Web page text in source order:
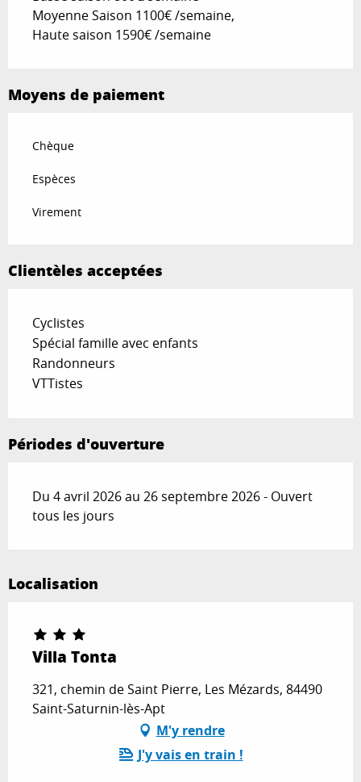
Moyenne Saison 1100€ /semaine,
Haute saison 1590€ /semaine
Moyens de paiement
Chèque
Espèces
Virement
Clientèles acceptées
Cyclistes
Spécial famille avec enfants
Randonneurs
VTTistes
Périodes d'ouverture
Du 4 avril 2026 au 26 septembre 2026 - Ouvert
tous les jours
Localisation
Villa Tonta
321, chemin de Saint Pierre, Les Mézards, 84490
Saint-Saturnin-lès-Apt
M'y rendre
J'y vais en train !